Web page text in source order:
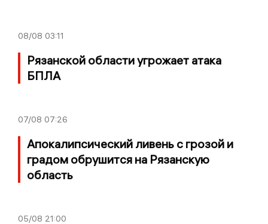
08/08 03:11
Рязанской области угрожает атака
БПЛА
07/08 07:26
Апокалипсический ливень с грозой и
градом обрушится на Рязанскую
область
05/08 21:00